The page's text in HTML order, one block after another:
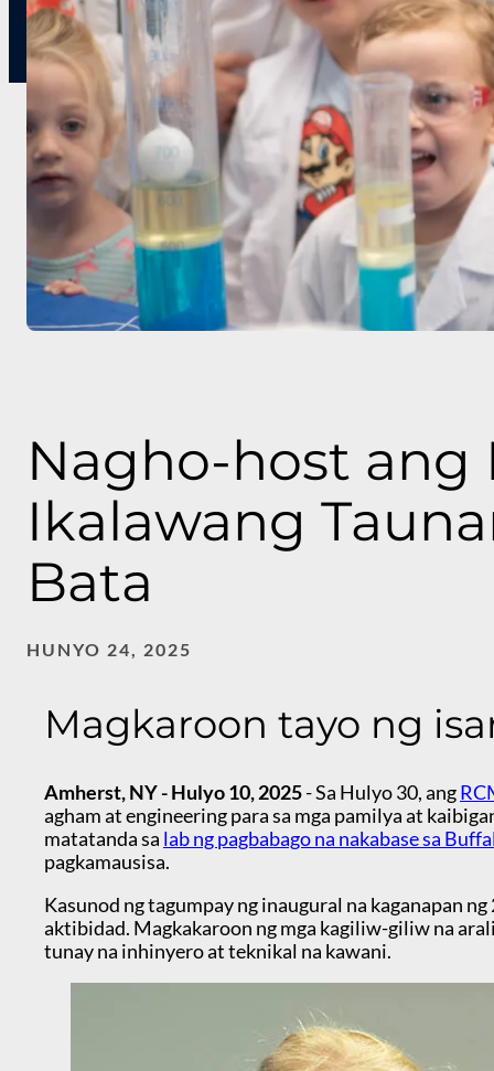
Nagho-host ang
Ikalawang
Bata
HUNYO 24, 2025
Magkaroon tayo ng
Amherst, NY - Hulyo 10, 2025- Sa Hulyo 30, ang
agham at engineering para sa mga pamilya at
matatanda sa lab ng pagbabago na nakabase sa
pagkamausisa.
Kasunod ng tagumpay ng inaugural na kaganapan
aktibidad. Magkakaroon ng mga kagiliw-giliw na
tunay na inhinyero at teknikal na kawani.